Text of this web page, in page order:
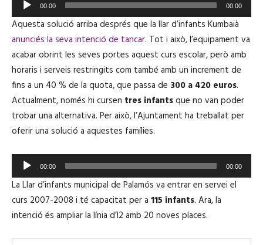
e
p
r
o
d
u
c
t
o
r
'
à
u
00:00 00:00
Aquesta solució arriba després que la llar d’infants Kumbaià
anunciés la seva intenció de tancar. Tot i això, l’equipament va
acabar obrint les seves portes aquest curs escolar, però amb
horaris i serveis restringits com també amb un increment de
fins a un 40 % de la quota, que passa de 300 a 420 euros.
Actualment, només hi cursen tres infantsque no van poder
trobar una alternativa. Per això, l’Ajuntament ha treballat per
oferir una solució a aquestes famílies.
e
p
r
o
d
00:00 00:00
La Llar d’infants municipal de Palamós va entrar en servei el
curs 2007-2008 i té capacitat per a 115 infants. Ara, la
intenció és ampliar la línia d’I2 amb 20 noves places.